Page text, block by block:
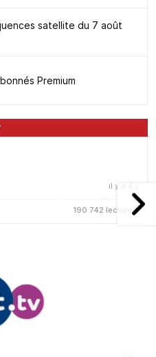
satellite du 7 août
Premium
il y a 4 j
190 742 lectures